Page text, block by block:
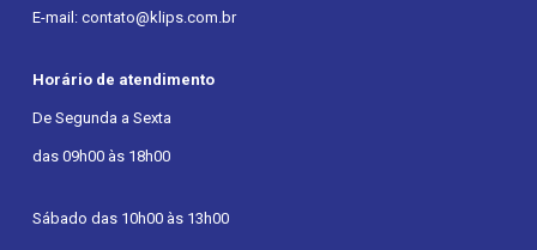
E-mail: contato@klips.com.br
Horário de atendimento
De Segunda a Sexta
das 09h00 às 18h00
Sábado das 10h00 às 13h00